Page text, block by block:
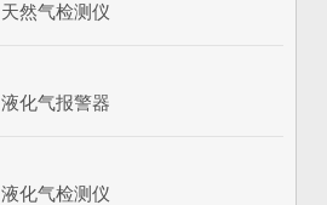
天然气检测仪
液化气报警器
液化气检测仪